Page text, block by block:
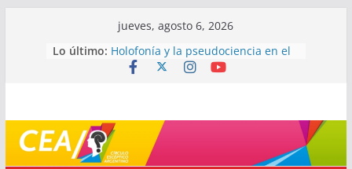
jueves, agosto 6, 2026
Lo último: Holofonía y la pseudociencia en el
audio
Mayéutica (o cómo debatir sin
terminar a los golpes)
Somos menos capaces de lo que